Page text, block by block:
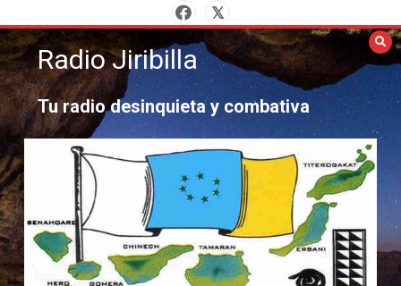
al
contenidoRadio Jiribilla
Tu radio desinquieta y combativa